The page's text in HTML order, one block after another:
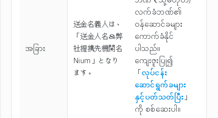
အခြား
送金名義人は、
「送金人名＆弊
社提携先機関名
Nium」となり
ます。
လက်ခံဘဏ်၏
ဝန်ဆောင်ခများ
ကောက်ခံနိုင်
ပါသည်။
ကျေးဇူးပြု၍
「လုပ်ငန်း
ဆောင်ရွက်ခများ
နှင့်ပတ်သတ်ပြီး」
ကို စစ်ဆေးပါ။